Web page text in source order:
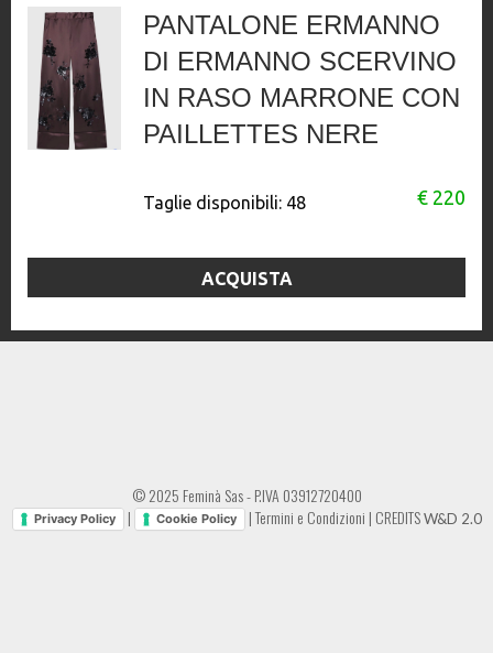
PANTALONE ERMANNO
DI ERMANNO SCERVINO
IN RASO MARRONE CON
PAILLETTES NERE
€ 220
Taglie disponibili:48
ACQUISTA
© 2025 Feminà Sas - P.IVA 03912720400
Privacy Policy | Cookie Policy |Termini e Condizioni | CREDITSW&D 2.0